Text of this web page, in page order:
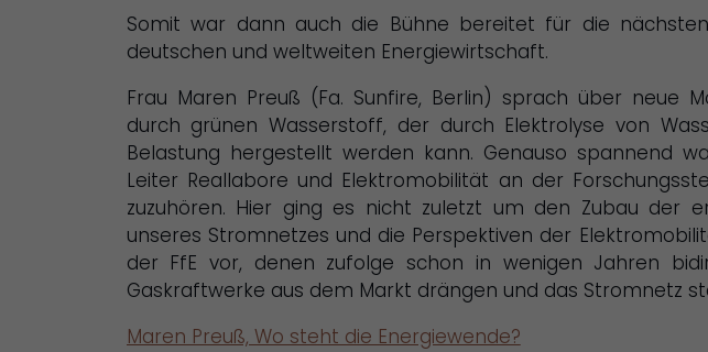
Somit war dann auch die Bühne bereitet für die
deutschen und weltweiten Energiewirtschaft.
Frau Maren Preuß (Fa. Sunfire, Berlin) sprach über neue
durch grünen Wasserstoff, der durch Elektrolyse von
Belastung hergestellt werden kann. Genauso spannend
Leiter Reallabore und Elektromobilität an der
zuzuhören. Hier ging es nicht zuletzt um den Zubau der
unseres Stromnetzes und die Perspektiven der
der FfE vor, denen zufolge schon in wenigen Jahren
Gaskraftwerke aus dem Markt drängen und das Stromnetz
Maren Preuß, Wo steht die Energiewende?